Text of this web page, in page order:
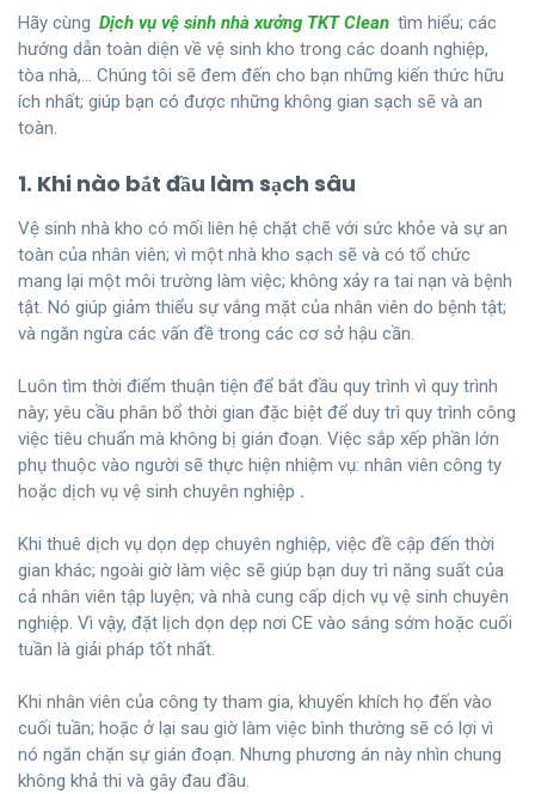
Hãy cùng Dịch vụ vệ sinh nhà xưởng TKT Clean tìm hiểu; các
hướng dẫn toàn diện về vệ sinh kho trong các doanh nghiệp,
tòa nhà,… Chúng tôi sẽ đem đến cho bạn những kiến thức hữu
ích nhất; giúp bạn có được những không gian sạch sẽ và an
toàn.
1. Khi nào bắt đầu làm sạch sâu
Vệ sinh nhà kho có mối liên hệ chặt chẽ với sức khỏe và sự an
toàn của nhân viên; vì một nhà kho sạch sẽ và có tổ chức
mang lại một môi trường làm việc; không xảy ra tai nạn và bệnh
tật. Nó giúp giảm thiểu sự vắng mặt của nhân viên do bệnh tật;
và ngăn ngừa các vấn đề trong các cơ sở hậu cần.
Luôn tìm thời điểm thuận tiện để bắt đầu quy trình vì quy trình
này; yêu cầu phân bổ thời gian đặc biệt để duy trì quy trình công
việc tiêu chuẩn mà không bị gián đoạn. Việc sắp xếp phần lớn
phụ thuộc vào người sẽ thực hiện nhiệm vụ: nhân viên công ty
hoặc dịch vụ vệ sinh chuyên nghiệp .
Khi thuê dịch vụ dọn dẹp chuyên nghiệp, việc đề cập đến thời
gian khác; ngoài giờ làm việc sẽ giúp bạn duy trì năng suất của
cả nhân viên tập luyện; và nhà cung cấp dịch vụ vệ sinh chuyên
nghiệp. Vì vậy, đặt lịch dọn dẹp nơi CE vào sáng sớm hoặc cuối
tuần là giải pháp tốt nhất.
Khi nhân viên của công ty tham gia, khuyến khích họ đến vào
cuối tuần; hoặc ở lại sau giờ làm việc bình thường sẽ có lợi vì
nó ngăn chặn sự gián đoạn. Nhưng phương án này nhìn chung
không khả thi và gây đau đầu.